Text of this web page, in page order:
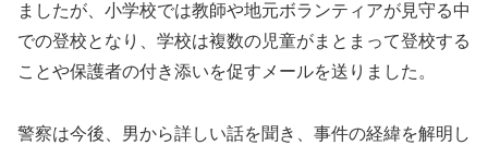
ましたが、小学校では教師や地元ボランティアが見守る中
での登校となり、学校は複数の児童がまとまって登校する
ことや保護者の付き添いを促すメールを送りました。
警察は今後、男から詳しい話を聞き、事件の経緯を解明し